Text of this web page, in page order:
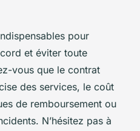
pour
et éviter toute
vous que le contrat
des services, le coût
de remboursement ou
N’hésitez pas à